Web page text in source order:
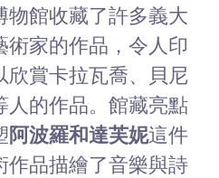
物館收藏了許多義大
術家的作品，令人印
欣賞卡拉瓦喬、貝尼
人的作品。館藏亮點
阿波羅和達芙妮這件
作品描繪了音樂與詩